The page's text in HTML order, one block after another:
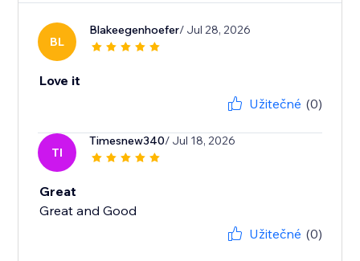
BL
Blakeegenhoefer/ Jul 28, 2026
Love it
Užitečné (0)
TI
Timesnew340/ Jul 18, 2026
Great
Great and Good
Užitečné (0)